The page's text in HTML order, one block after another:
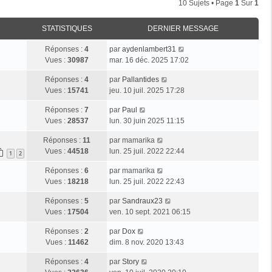
10 Sujets • Page 1 Sur 1
STATISTIQUES DERNIER MESSAGE
Réponses : 4
Vues : 30987
par aydenlambert31
mar. 16 déc. 2025 17:02
Réponses : 4
Vues : 15741
par Pallantides
jeu. 10 juil. 2025 17:28
Réponses : 7
Vues : 28537
par Paul
lun. 30 juin 2025 11:15
1 2
Réponses : 11
Vues : 44518
par mamarika
lun. 25 juil. 2022 22:44
Réponses : 6
Vues : 18218
par mamarika
lun. 25 juil. 2022 22:43
Réponses : 5
Vues : 17504
par Sandraux23
ven. 10 sept. 2021 06:15
Réponses : 2
Vues : 11462
par Dox
dim. 8 nov. 2020 13:43
Réponses : 4
par Story